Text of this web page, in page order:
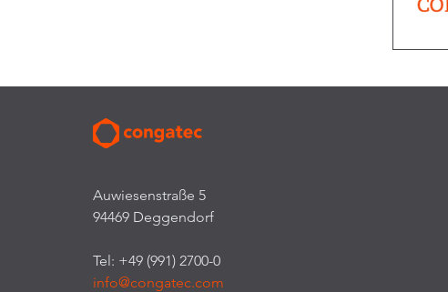
Auwiesenstraße 5
94469 Deggendorf
Tel: +49 (991) 2700-0
info@congatec.com